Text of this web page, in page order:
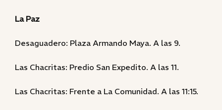
La Paz
Desaguadero: Plaza Armando Maya. A las 9.
Las Chacritas: Predio San Expedito. A las 11.
Las Chacritas: Frente a La Comunidad. A las 11:15.